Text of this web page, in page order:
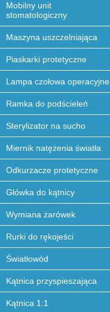
Mobilny unit
stomatologiczny
Maszyna uszczelniająca
Piaskarki protetyczne
Lampa czołowa operacyjne
Ramka do podścieleń
Sterylizator na sucho
Miernik natężenia światła
Odkurzacze protetyczne
Główka do kątnicy
Wymiana żarówek
Rurki do rękojeści
Światłowód
Kątnica przyspieszająca
Kątnica 1:1